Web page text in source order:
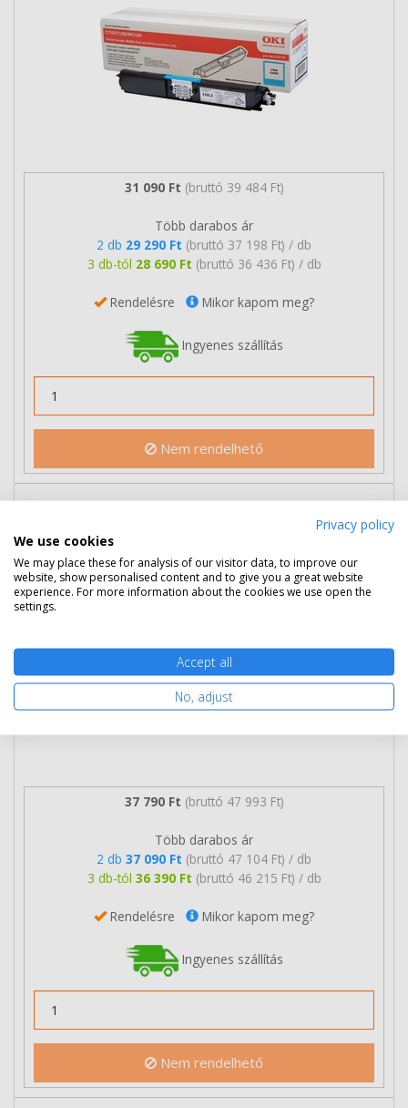
31 090 Ft (bruttó 39 484 Ft)
Több darabos ár
2 db 29 290 Ft (bruttó 37 198 Ft) / db
3 db-tól 28 690 Ft (bruttó 36 436 Ft) / db
Rendelésre Mikor kapom meg?
Ingyenes szállítás
Nem rendelhető
Eredeti OKI 44250723 nagy kapacitású
ciánkék toner
37 790 Ft (bruttó 47 993 Ft)
Több darabos ár
2 db 37 090 Ft (bruttó 47 104 Ft) / db
3 db-tól 36 390 Ft (bruttó 46 215 Ft) / db
Rendelésre Mikor kapom meg?
Ingyenes szállítás
Nem rendelhető
Privacy policy
We use cookies
We may place these for analysis of our visitor data, to improve our
website, show personalised content and to give you a great website
experience. For more information about the cookies we use open the
settings.
Accept all
No, adjust